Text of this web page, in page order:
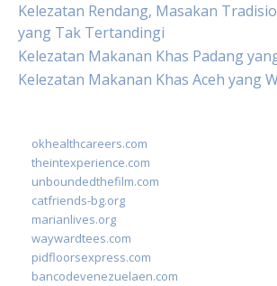
Kelezatan Rendang, Masakan
yang Tak Tertandingi
Kelezatan Makanan Khas Padang
Kelezatan Makanan Khas Aceh yang
okhealthcareers.com
theintexperience.com
unboundedthefilm.com
catfriends-bg.org
marianlives.org
waywardtees.com
pidfloorsexpress.com
bancodevenezuelaen.com